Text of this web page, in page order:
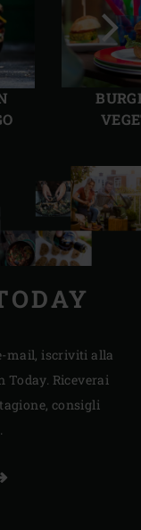
mail, iscriviti alla
Riceverai
consigli